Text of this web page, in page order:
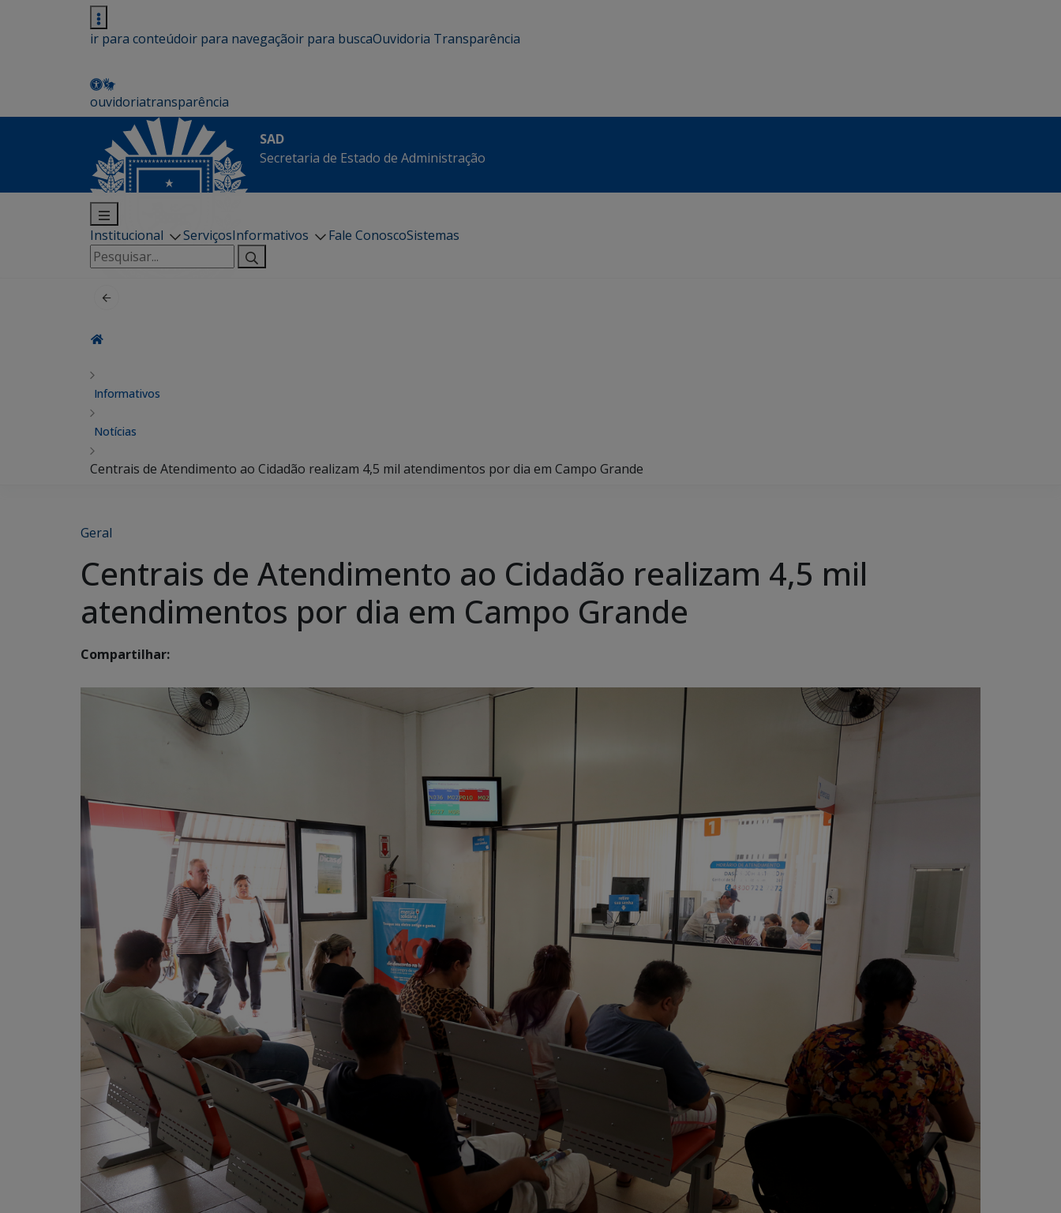
ir para conteúdoir para navegaçãoir para buscaOuvidoria Transparência
ouvidoriatransparência
SAD
Secretaria de Estado de Administração
Institucional ServiçosInformativos Fale ConoscoSistemas
Pesquisar
por:
Informativos
Notícias
Centrais de Atendimento ao Cidadão realizam 4,5 mil atendimentos por dia em Campo Grande
Geral
Centrais de Atendimento ao Cidadão realizam 4,5 mil
atendimentos por dia em Campo Grande
Compartilhar: